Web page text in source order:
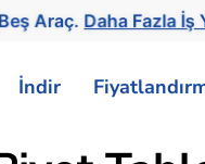
Araç.Daha Fazla İş
İndir